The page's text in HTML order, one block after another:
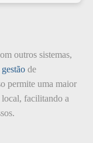
outros sistemas,
gestão de
permite uma maior
facilitando a